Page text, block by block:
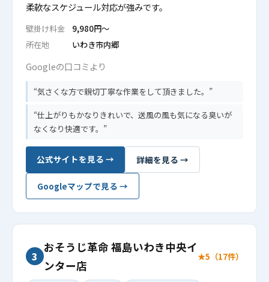
柔軟なスケジュール対応が強みです。
壁掛け料金
9,980円〜
所在地
いわき市内郷
Googleの口コミより
気さくな方で親切丁寧な作業をして頂きました。
仕上がりもかなりきれいで、送風の風も気になる臭いが
なくなり快適です。
公式サイトを見る → 詳細を見る →
Googleマップで見る →
3
おそうじ革命 福島いわき中央イ
ンター店
★5（17件）